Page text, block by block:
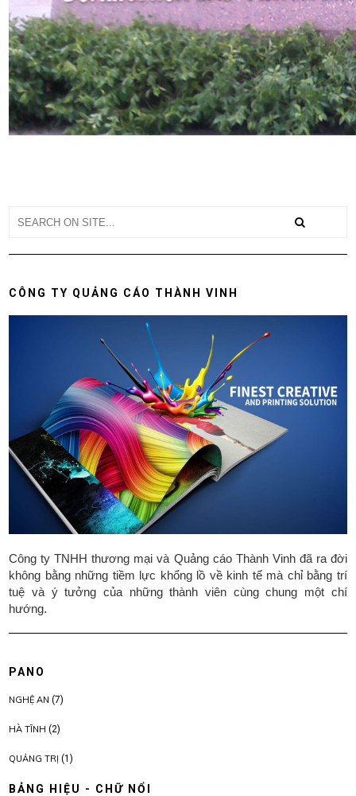
CÔNG TY QUẢNG CÁO THÀNH VINH
Công ty TNHH thương mại và Quảng cáo Thành Vinh đã ra đời
không bằng những tiềm lực khổng lồ về kinh tế mà chỉ bằng trí
tuệ và ý tưởng của những thành viên cùng chung một chí
hướng.
PANO
NGHỆ AN (7)
HÀ TĨNH (2)
QUẢNG TRỊ (1)
BẢNG HIỆU - CHỮ NỔI